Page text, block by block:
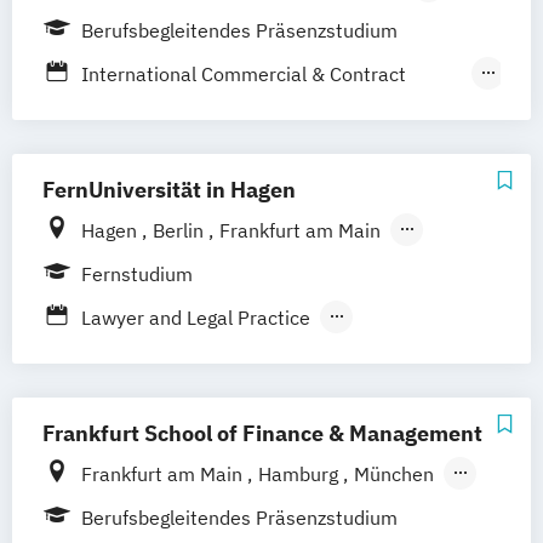
Personal und Organisation
Process Management Consulting
Hamburg
Leipzig Nürnberg
Köln
Berufsbegleitendes Präsenzstudium
International Commercial & Contract
FernUniversität in Hagen
Hagen Berlin
Frankfurt am Main
Hamburg
Stuttgart Nürnberg Bonn
Fernstudium
Lawyer and Legal Practice
Frankfurt School of Finance & Management
Frankfurt am Main Hamburg
München
Düsseldorf
Online-Campus Stuttgart
Berufsbegleitendes Präsenzstudium